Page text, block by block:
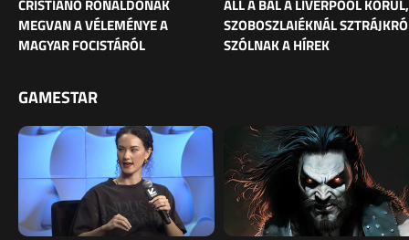
CRISTIANO RONALDÓNAK
MEGVAN A VÉLEMÉNYE A
MAGYAR FOCISTÁRÓL
ÁLL A BÁL A LIVERPOOL KÖRÜL,
SZOBOSZLAIÉKNÁL
SZÓLNAK A HÍREK
GAMESTAR